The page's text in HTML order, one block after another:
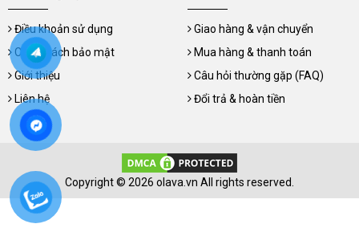
Điều khoản sử dụng
Chính sách bảo mật
Giới thiệu
Liên hệ
Giao hàng & vận chuyển
Mua hàng & thanh toán
Câu hỏi thường gặp (FAQ)
Đổi trả & hoàn tiền
Copyright © 2026 olava.vn All rights reserved.